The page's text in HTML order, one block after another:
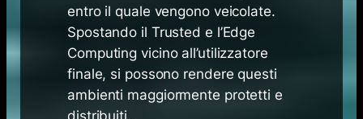
entro il quale vengono veicolate.
Spostando il Trusted e l’Edge
Computing vicino all’utilizzatore
finale, si possono rendere questi
ambienti maggiormente protetti e